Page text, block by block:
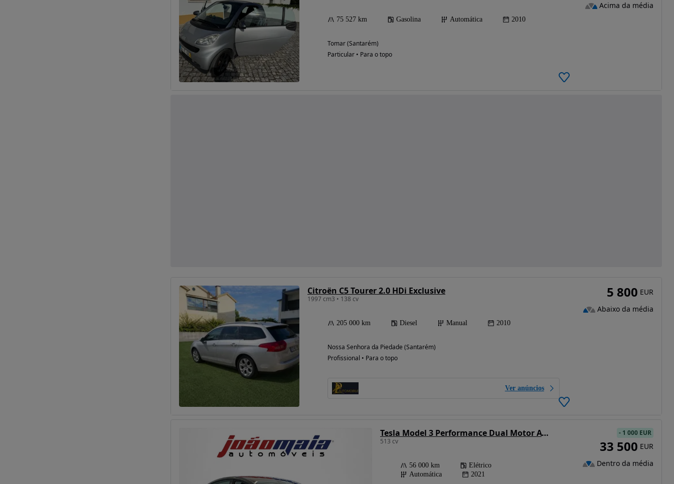
75 527 km Gasolina Automática 2010
Tomar (Santarém)
Particular • Para o topo
Acima da média
Citroën C5 Tourer 2.0 HDi Exclusive
1997 cm3 • 138 cv
205 000 km Diesel Manual 2010
Nossa Senhora da Piedade (Santarém)
Profissional • Para o topo
Ver anúncios
5 800 EUR
Abaixo da média
Tesla Model 3 Performance Dual Motor AWD
513 cv
56 000 km
Elétrico
Automática
2021
- 1 000 EUR
33 500 EUR
Dentro da média